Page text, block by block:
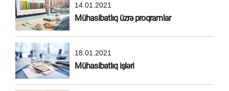
14.01.2021
Mühasibatlıq üzrə proqramlar
18.01.2021
Mühasibatlıq işləri